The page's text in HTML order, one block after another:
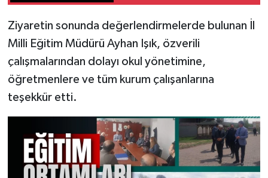
Ziyaretin sonunda değerlendirmelerde bulunan İl
Milli Eğitim Müdürü Ayhan Işık, özverili
çalışmalarından dolayı okul yönetimine,
öğretmenlere ve tüm kurum çalışanlarına
teşekkür etti.